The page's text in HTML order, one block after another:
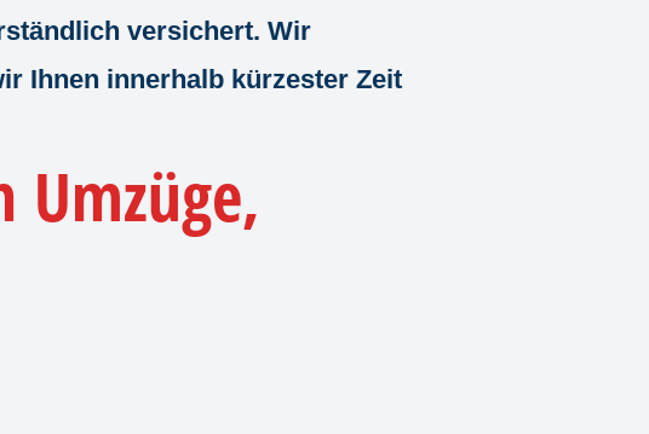
versichert. Wir
Ihnen innerhalb kürzester Zeit
Umzüge,